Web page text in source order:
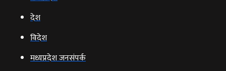
देश
विदेश
मध्यप्रदेश जनसंपर्क